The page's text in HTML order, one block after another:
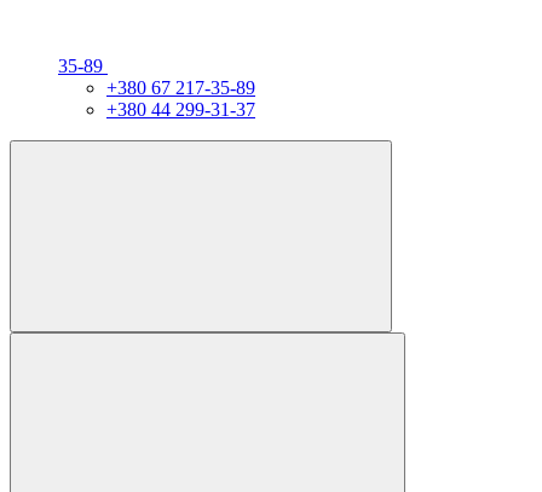
35-89
+380 67 217-35-89
+380 44 299-31-37